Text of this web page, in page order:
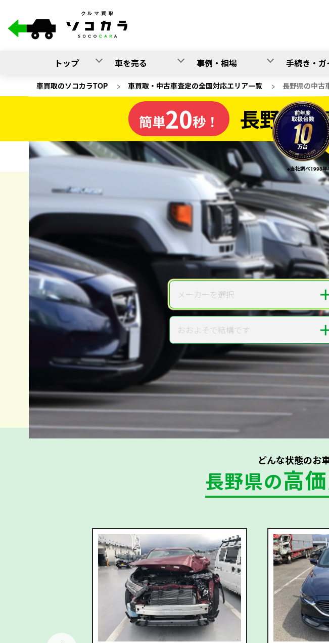
トップ 車を売る 事例・相場 手続き・ガ
車買取のソコカラTOP > 車買取・中古車査定の全国対応エリア一覧 > 長野県の中古
長野県の車買取なら
ソコカラの
電話か出張か、高い方の査定を提案。
だから高価買取!
※当社調べ1998
簡単20秒！ 長野県の
20秒で
無料で
ご依頼いただいた
メーカー メーカーを選択
年式 おおよそで結構です
無料
どんな状態のお
長野県の高